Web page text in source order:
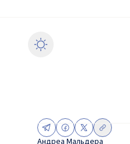
Андреа Мальдера